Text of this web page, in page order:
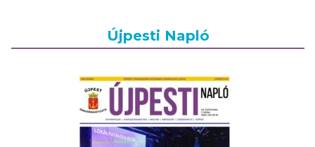
Újpesti Napló